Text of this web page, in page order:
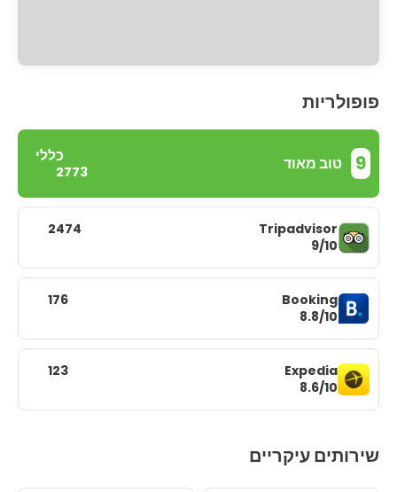
פופולריות
9 טוב מאוד כללי
2773
Tripadvisor
9/10
2474
Booking
8.8/10
176
Expedia
8.6/10
123
שירותים עיקריים